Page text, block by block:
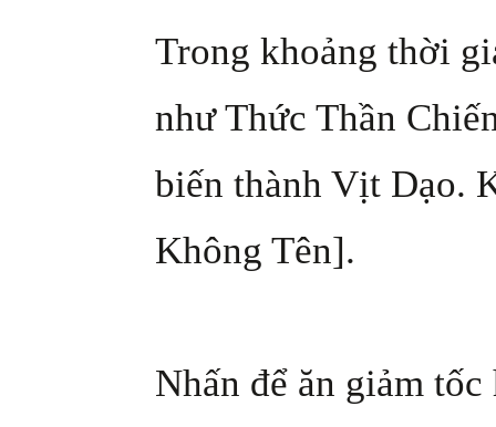
Trong khoảng thời
như Thức Thần
biến thành Vịt Dạo.
Không Tên].
Nhấn để ăn giảm